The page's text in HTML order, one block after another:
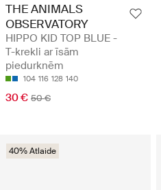
THE ANIMALS
OBSERVATORY
HIPPO KID TOP BLUE -
T-krekli ar īsām
piedurknēm
104 116 128 140
30 € 50 €
40% Atlaide